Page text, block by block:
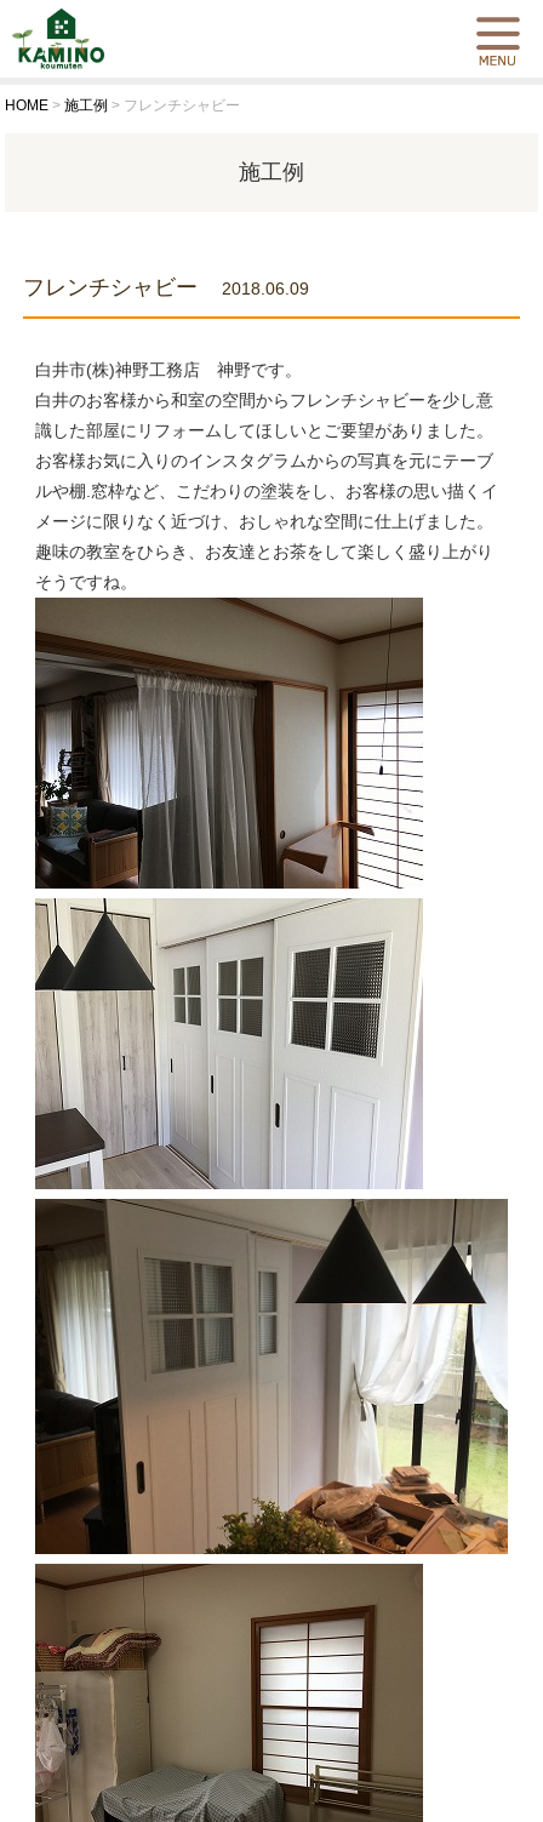
HOME >施工例 > フレンチシャビー
施工例
フレンチシャビー 2018.06.09
白井市(株)神野工務店 神野です。
白井のお客様から和室の空間からフレンチシャビーを少し意
識した部屋にリフォームしてほしいとご要望がありました。
お客様お気に入りのインスタグラムからの写真を元にテーブ
ルや棚.窓枠など、こだわりの塗装をし、お客様の思い描くイ
メージに限りなく近づけ、おしゃれな空間に仕上げました。
趣味の教室をひらき、お友達とお茶をして楽しく盛り上がり
そうですね。